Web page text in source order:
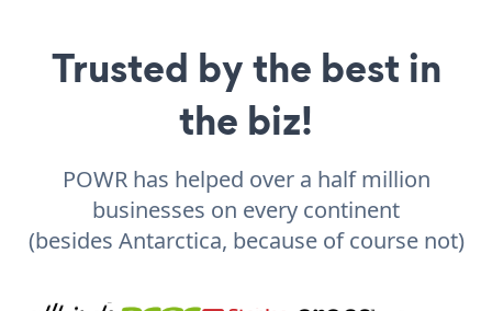
Trusted by the best in
the biz!
POWR has helped over a half million
businesses on every continent
(besides Antarctica, because of course not)